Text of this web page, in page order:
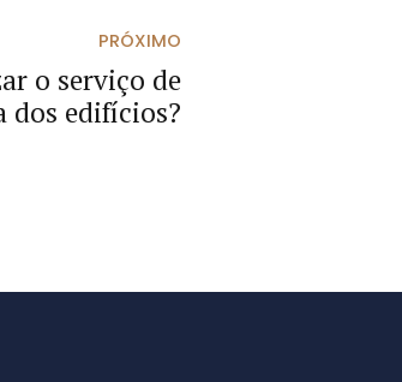
PRÓXIMO
o serviço de
dos edifícios?